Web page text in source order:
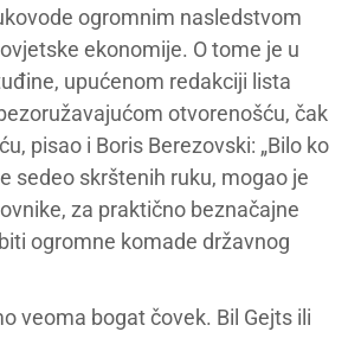
ogromnim nasledstvom
ekonomije. O tome je u
upućenom redakciji lista
otvorenošću, čak
pisao i Boris Berezovski: „Bilo ko
sedeo skrštenih ruku, mogao je
za praktično beznačajne
ogromne komade državnog
veoma bogat čovek. Bil Gejts ili